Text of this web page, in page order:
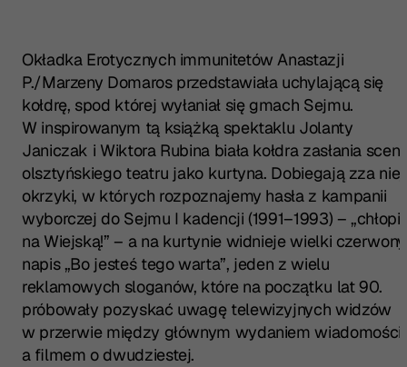
Okładka Erotycznych immunitetów Anastazji
P./Marzeny Domaros przedstawiała uchylającą się
kołdrę, spod której wyłaniał się gmach Sejmu.
W inspirowanym tą książką spektaklu Jolanty
Janiczak i Wiktora Rubina biała kołdra zasłania
olsztyńskiego teatru jako kurtyna. Dobiegają zza niej
okrzyki, w których rozpoznajemy hasła z kampanii
wyborczej do Sejmu I kadencji (1991–1993) – „chłopi
na Wiejską!” – a na kurtynie widnieje wielki czerwony
napis „Bo jesteś tego warta”, jeden z wielu
reklamowych sloganów, które na początku lat 90.
próbowały pozyskać uwagę telewizyjnych widzów
w przerwie między głównym wydaniem wiadomości
a filmem o dwudziestej.